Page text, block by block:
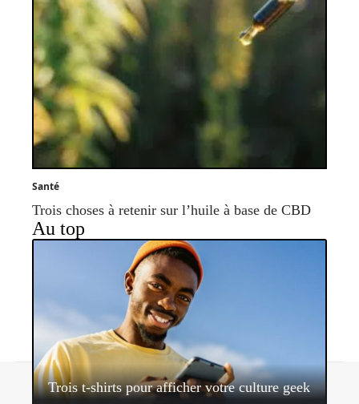
Santé
Trois choses à retenir sur l’huile à base de CBD
Au top
Trois t-shirts pour afficher votre culture geek
Contact Mentions légales Sitemap